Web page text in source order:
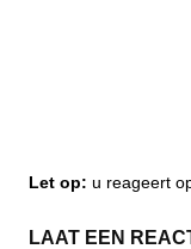
Let op: u reageert
LAAT EEN